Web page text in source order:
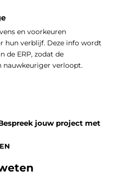
en voorkeuren
hun verblijf. Deze info wordt
de ERP, zodat de
nauwkeuriger verloopt.
jouw project met